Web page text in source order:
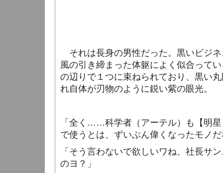
それは長身の男性だった。黒いビジ
風の引き締まった体躯によく似合って
の辺りで１つに束ねられており、黒い
れ自体が刃物のように鋭い紫の眼光。
「全く……科学者（アーテル）も【明
で使うとは、ずいぶん偉くなったモノ
「そう言わないで欲しいワね、社長サ
のヨ？」